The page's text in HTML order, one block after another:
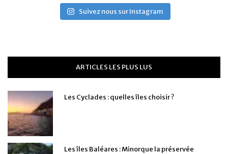
Suivez nous sur Instagram
ARTICLES LES PLUS LUS
Les Cyclades : quelles îles choisir ?
Les îles Baléares : Minorque la préservée